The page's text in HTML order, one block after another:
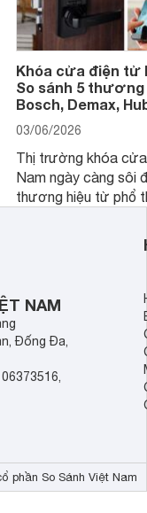
Khóa cửa điện tử
So sánh 5 thương
Bosch, Demax,
03/06/2026
Thị trường khóa
Nam ngày càng sôi
thương hiệu từ phổ
cửa điện tử hãng
sẽ so sánh 5
Demax, Hubert và
NAM
Đống Đa,
phần So Sánh Việt Nam